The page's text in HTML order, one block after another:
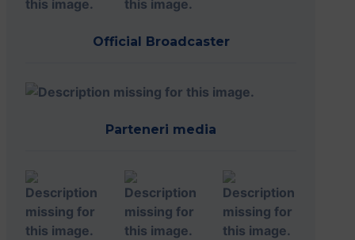
Official Broadcaster
Parteneri media